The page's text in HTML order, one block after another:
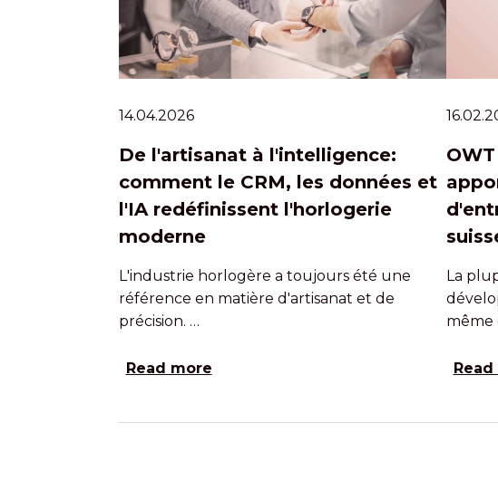
14.04.2026
De l'artisanat à l'intelligence:
comment le CRM, les données et
l'IA redéfinissent l'horlogerie
moderne
L'industrie horlogère a toujours été une
référence en matière d'artisanat et de
précision. …
Read more
La
même